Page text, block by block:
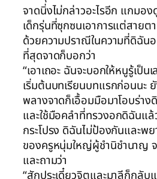
จาดนิ่งไม่กล่าวอะไรอีก แกมอ
เด็กรุ่นที่ซุกซนเอาการแต่สายต
ด้วยความปราณีในความที่ดิฉัน
ที่สุดจาดก็บอกว่า
“เอาเถอะ ฉันจะบอกให้หนูรู้เป็น
เริ่มต้นบทเรียนบทแรกก่อนนะ
พลางจาดก็เอื้อมมือมาโอบร่าง
และใช้มือคลำที่ทรวงอกดิฉันแล้
กระโปรง ดิฉันไม่ป้องกันและพ
ของครูหนุ่มใหญ่ผู้ชำนิชำนาญ
และถามว่า
“สักประเดี๋ยวจิตและมาลีก็กลับแ